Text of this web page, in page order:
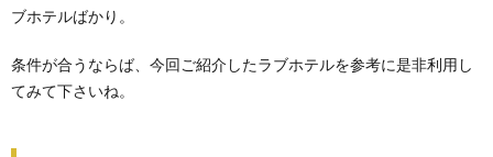
ブホテルばかり。
条件が合うならば、今回ご紹介したラブホテルを参考に是非利用し
てみて下さいね。